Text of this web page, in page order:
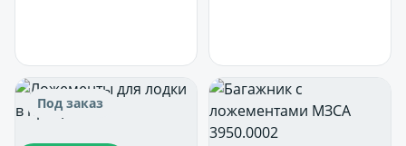
Под заказ